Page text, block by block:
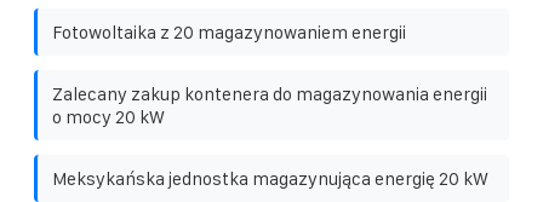
Fotowoltaika z 20 magazynowaniem energii
Zalecany zakup kontenera do magazynowania energii
o mocy 20 kW
Meksykańska jednostka magazynująca energię 20 kW